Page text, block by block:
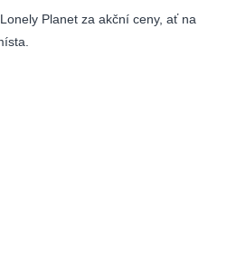
Planet za akční ceny, ať na